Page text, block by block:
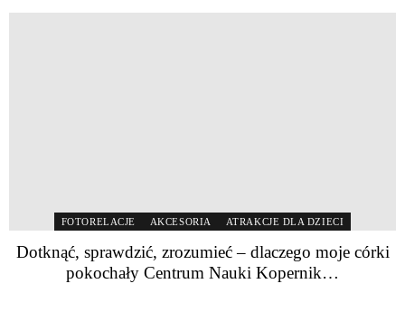
FOTORELACJE AKCESORIA ATRAKCJE DLA DZIECI
Dotknąć, sprawdzić, zrozumieć – dlaczego moje córki
pokochały Centrum Nauki Kopernik…